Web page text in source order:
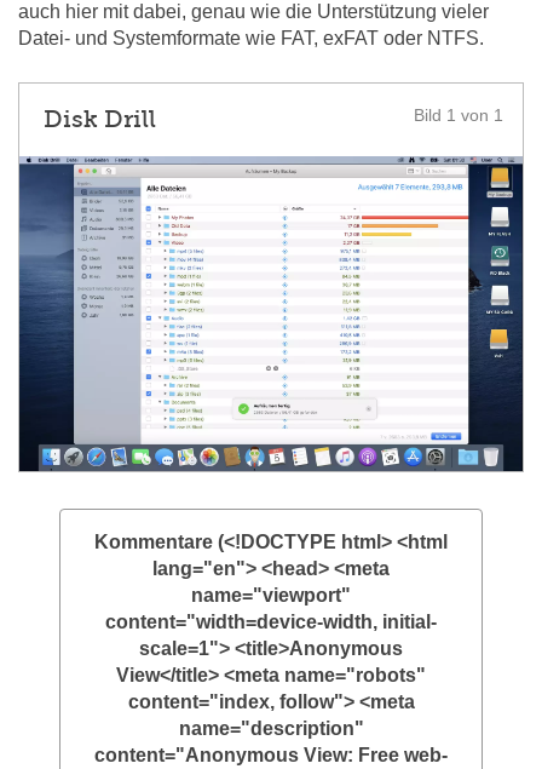
auch hier mit dabei, genau wie die Unterstützung vieler
Datei- und Systemformate wie FAT, exFAT oder NTFS.
Bild 1 von 1
Disk Drill
Kommentare (<!DOCTYPE html> <html
lang="en"> <head> <meta
name="viewport"
content="width=device-width, initial-
scale=1"> <title>Anonymous
View</title> <meta name="robots"
content="index, follow"> <meta
name="description"
content="Anonymous View: Free web-